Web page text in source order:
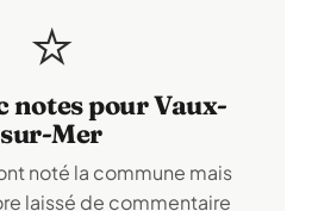
⭐
notes pour Vaux-
sur-Mer
noté la commune mais
laissé de commentaire